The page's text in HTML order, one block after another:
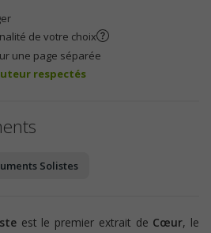
de votre choix
une page séparée
respectés
Solistes
est le premier extrait de Cœur, le